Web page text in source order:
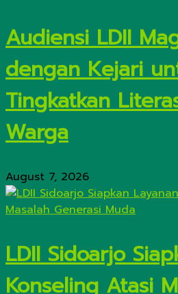
Audiensi LDII
dengan Kejari
Tingkatkan
Warga
August 7, 2026
LDII Sidoarjo
Konseling Atasi